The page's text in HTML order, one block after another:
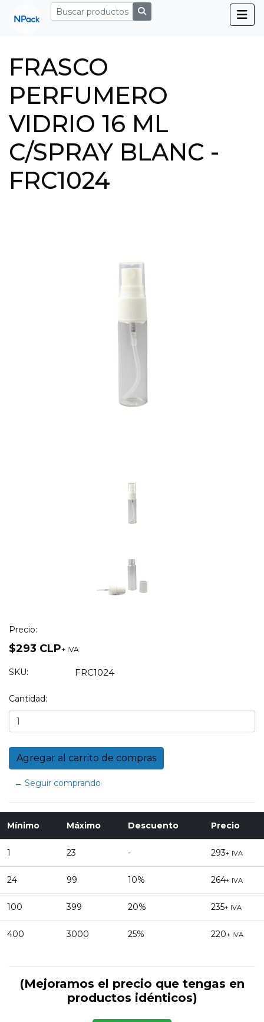
FRASCO
PERFUMERO
VIDRIO 16 ML
C/SPRAY BLANC -
FRC1024
Precio:
$293 CLP+ IVA
SKU: FRC1024
Cantidad:
← Seguir comprando
Mínimo Máximo Descuento Precio
1 23 - 293+ IVA
24 99 10% 264+ IVA
100 399 20% 235+ IVA
400 3000 25% 220+ IVA
(Mejoramos el precio que tengas en
productos idénticos)